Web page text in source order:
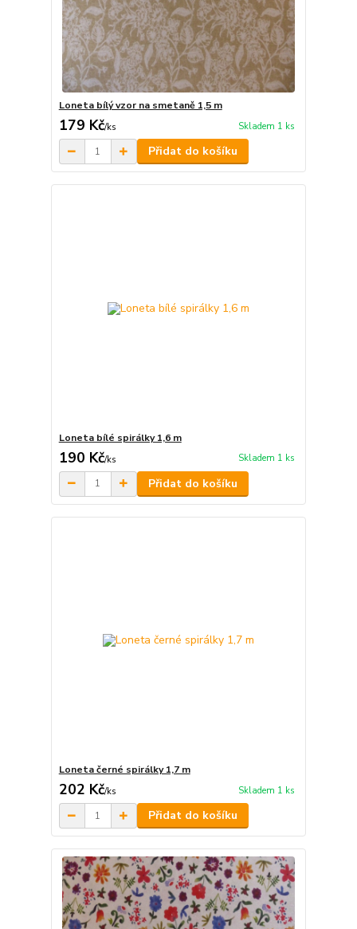
Loneta bílý vzor na smetaně 1,5 m
179 Kč/ks Skladem 1 ks
Přidat do košíku
Loneta bílé spirálky 1,6 m
190 Kč/ks Skladem 1 ks
Přidat do košíku
Loneta černé spirálky 1,7 m
202 Kč/ks Skladem 1 ks
Přidat do košíku